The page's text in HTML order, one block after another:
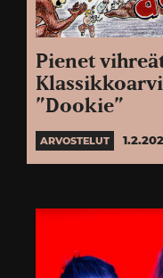
Pienet
”Dookie”
ARVOSTELUT